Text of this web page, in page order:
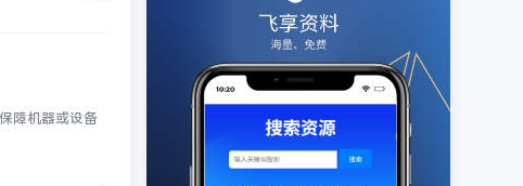
障机器或设备